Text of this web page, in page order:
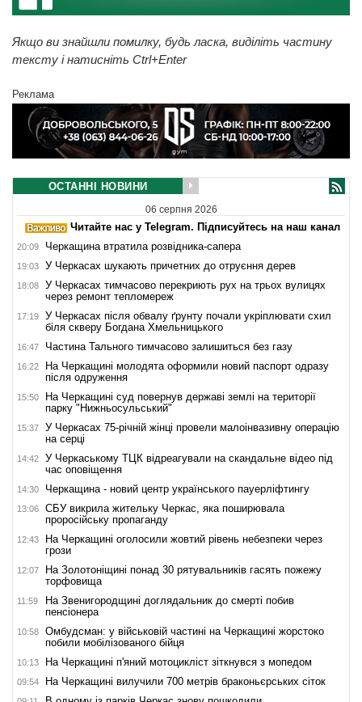
Якщо ви знайшли помилку, будь ласка, виділіть частину
тексту і натисніть Ctrl+Enter
Реклама
ОСТАННІ НОВИНИ
06 серпня 2026
Читайте нас у Telegram. Підписуйтесь на наш канал
20:09 Черкащина втратила розвідника-сапера
19:03 У Черкасах шукають причетних до отруєння дерев
18:08
У Черкасах тимчасово перекриють рух на трьох вулицях
через ремонт тепломереж
17:19
У Черкасах після обвалу ґрунту почали укріплювати схил
біля скверу Богдана Хмельницького
16:47 Частина Тального тимчасово залишиться без газу
16:22
На Черкащині молодята оформили новий паспорт одразу
після одруження
15:50
На Черкащині суд повернув державі землі на території
парку "Нижньосульський"
15:37
У Черкасах 75-річній жінці провели малоінвазивну операцію
на серці
14:42
У Черкаському ТЦК відреагували на скандальне відео під
час оповіщення
14:30 Черкащина - новий центр українського пауерліфтингу
13:06
СБУ викрила жительку Черкас, яка поширювала
проросійську пропаганду
12:43
На Черкащині оголосили жовтий рівень небезпеки через
грози
12:07
На Золотоніщині понад 30 рятувальників гасять пожежу
торфовища
11:59
На Звенигородщині доглядальник до смерті побив
пенсіонера
10:58
Омбудсман: у військовій частині на Черкащині жорстоко
побили мобілізованого бійця
10:13 На Черкащині п'яний мотоцикліст зіткнувся з мопедом
09:54 На Черкащині вилучили 700 метрів браконьєрських сіток